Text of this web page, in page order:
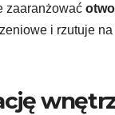
zaaranżować
i rzutuje na